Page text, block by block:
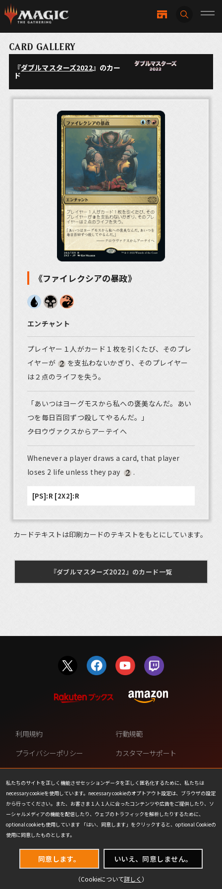
CARD GALLERY
『ダブルマスターズ2022』のカー
ド
《ファイレクシアの暴政》
エンチャント
プレイヤー１人がカード１枚を引くたび、そのプレ
イヤーが
を支払わないかぎり、そのプレイヤー
は２点のライフを失う。
「あいつはヨーグモスから私への褒美なんだ。あい
つを毎日百回ずつ殺してやるんだ。」
――クロウヴァクスからアーテイへ
Whenever a player draws a card, that player
loses 2 life unless they pay
.
[PS]:R [2X2]:R
カードテキストは印刷カードのテキストをもとにしています。
『ダブルマスターズ2022』のカード一覧
私たちのサイトを正しく機能させセッションデータを正しく匿名化するために、私たちは
necessary cookieを使用しています。necessary cookieのオプトアウト設定は、ブラウザの設定
から行ってください。また、お客さま１人１人に合ったコンテンツや広告をご提供したり、ソ
ーシャルメディアの機能を配信したり、ウェブのトラフィックを解析したりするために、
optional cookieも使用しています 「はい、同意します」をクリックすると、optional Cookieの
使用に同意したものとします。
同意します。 いいえ、同意しません。
（Cookieについて詳しく ）
利用規約
行動規範
プライバシーポリシー
カスタマーサポート
ファンコンテンツ・ポリシー
個人情報の販売や共有を許可し
ない
COOKIE
プレスリリース
会社情報
お問い合わせ